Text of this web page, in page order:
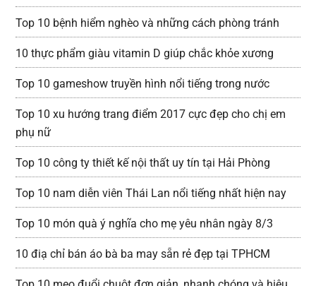
Top 10 bệnh hiểm nghèo và những cách phòng tránh
10 thực phẩm giàu vitamin D giúp chắc khỏe xương
Top 10 gameshow truyền hình nổi tiếng trong nước
Top 10 xu hướng trang điểm 2017 cực đẹp cho chị em
phụ nữ
Top 10 công ty thiết kế nội thất uy tín tại Hải Phòng
Top 10 nam diễn viên Thái Lan nổi tiếng nhất hiện nay
Top 10 món quà ý nghĩa cho mẹ yêu nhân ngày 8/3
10 điạ chỉ bán áo bà ba may sẵn rẻ đẹp tại TPHCM